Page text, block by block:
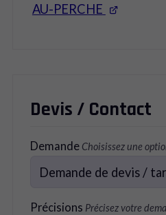
AU-PERCHE
Devis / Contact
Demande Choisissez une
Précisions Précisez votre